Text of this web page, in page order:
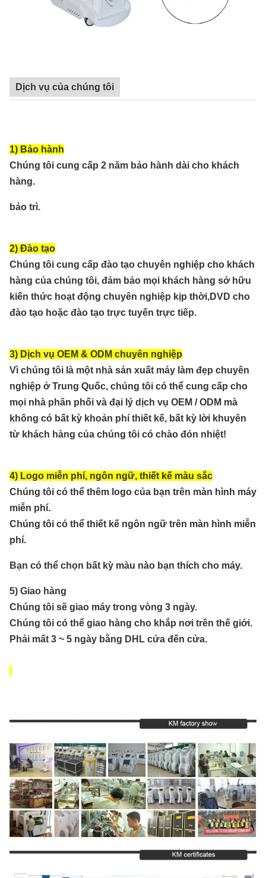
Dịch vụ của chúng tôi
1) Bảo hành
Chúng tôi cung cấp 2 năm bảo hành dài cho khách
hàng.
bảo trì.
2) Đào tạo
Chúng tôi cung cấp đào tạo chuyên nghiệp cho khách
hàng của chúng tôi, đảm bảo mọi khách hàng sở hữu
kiến thức hoạt động chuyên nghiệp kịp thời,DVD cho
đào tạo hoặc đào tạo trực tuyến trực tiếp.
3) Dịch vụ OEM & ODM chuyên nghiệp
Vì chúng tôi là một nhà sản xuất máy làm đẹp chuyên
nghiệp ở Trung Quốc, chúng tôi có thể cung cấp cho
mọi nhà phân phối và đại lý dịch vụ OEM / ODM mà
không có bất kỳ khoản phí thiết kế, bất kỳ lời khuyên
từ khách hàng của chúng tôi có chào đón nhiệt!
4) Logo miễn phí, ngôn ngữ, thiết kế màu sắc
Chúng tôi có thể thêm logo của bạn trên màn hình máy
miễn phí.
Chúng tôi có thể thiết kế ngôn ngữ trên màn hình miễn
phí.
Bạn có thể chọn bất kỳ màu nào bạn thích cho máy.
5) Giao hàng
Chúng tôi sẽ giao máy trong vòng 3 ngày.
Chúng tôi có thể giao hàng cho khắp nơi trên thế giới.
Phải mất 3 ~ 5 ngày bằng DHL cửa đến cửa.